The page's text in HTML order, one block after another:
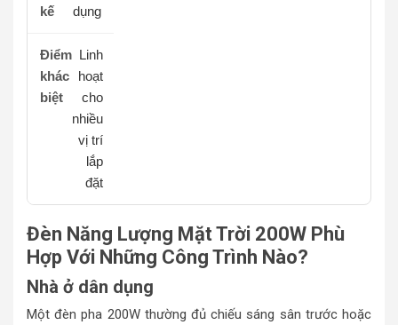
dụng
Linh
hoạt
cho
nhiều
vị trí
lắp
đặt
Đèn Năng Lượng Mặt Trời 200W Phù
Hợp Với Những Công Trình Nào?
Nhà ở dân dụng
Một đèn pha 200W thường đủ chiếu sáng sân trước hoặc